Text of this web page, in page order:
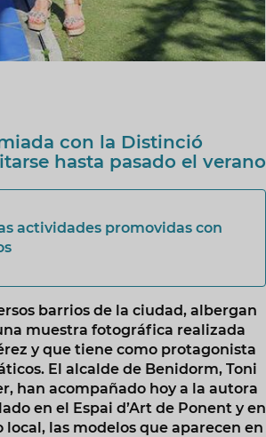
con la Distinció
hasta pasado el verano
actividades promovidas con
barrios de la ciudad, albergan
muestra fotográfica realizada
y que tiene como protagonista
El alcalde de Benidorm, Toni
han acompañado hoy a la autora
en el Espai d’Art de Ponent y en
las modelos que aparecen en